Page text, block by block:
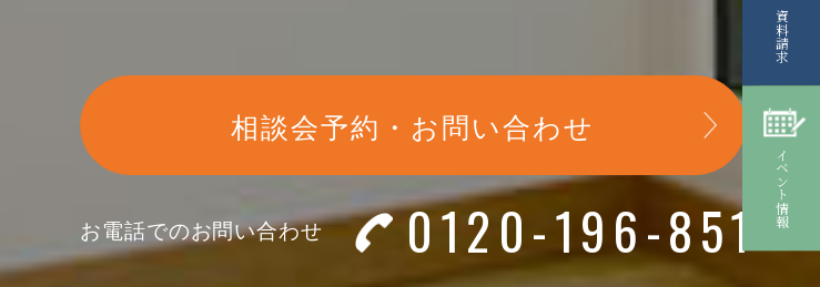
資料請求
イベント情報
相談会予約・お問い合わせ
お電話でのお問い合わせ 0120-196-851